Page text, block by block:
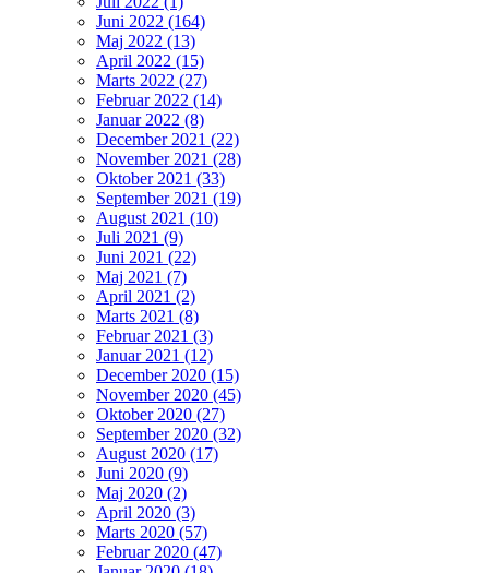
Juni 2022 (164)
Maj 2022 (13)
April 2022 (15)
Marts 2022 (27)
Februar 2022 (14)
Januar 2022 (8)
December 2021 (22)
November 2021 (28)
Oktober 2021 (33)
September 2021 (19)
August 2021 (10)
Juli 2021 (9)
Juni 2021 (22)
Maj 2021 (7)
April 2021 (2)
Marts 2021 (8)
Februar 2021 (3)
Januar 2021 (12)
December 2020 (15)
November 2020 (45)
Oktober 2020 (27)
September 2020 (32)
August 2020 (17)
Juni 2020 (9)
Maj 2020 (2)
April 2020 (3)
Marts 2020 (57)
Februar 2020 (47)